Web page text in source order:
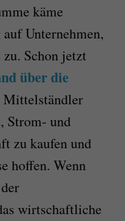
käme
Unternehmen,
Schon jetzt
über die
Strom- und
zu kaufen und
hoffen. Wenn
wirtschaftliche